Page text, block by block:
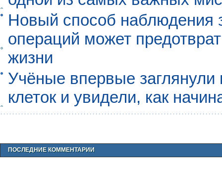
Новый способ наблюдения
операций может
жизни
Учёные впервые
клеток и увидели, как
ПОСЛЕДНИЕ КОММЕНТАРИИ